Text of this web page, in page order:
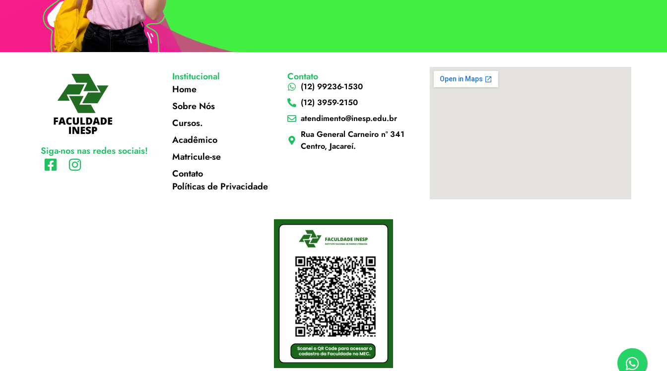
Siga-nos nas redes sociais!
Institucional
Home
Sobre Nós
Cursos.
Acadêmico
Matricule-se
Contato
Políticas de Privacidade
Contato
(12) 99236-1530
(12) 3959-2150
atendimento@inesp.edu.br
Rua General Carneiro nº 341
Centro, Jacareí.